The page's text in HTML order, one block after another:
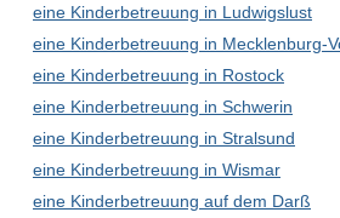
eine Kinderbetreuung in Ludwigslust
eine Kinderbetreuung in Mecklenburg-
eine Kinderbetreuung in Rostock
eine Kinderbetreuung in Schwerin
eine Kinderbetreuung in Stralsund
eine Kinderbetreuung in Wismar
eine Kinderbetreuung auf dem Darß